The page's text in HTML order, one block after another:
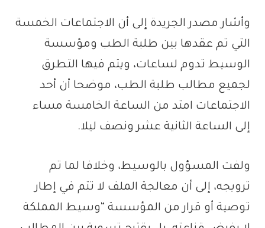
وأشار مصدر الجريدة إلى أن الاجتماعات الخمسة
التي تم عقدها بين طلبة الطب ومؤسسة
الوسيط تدوم لساعات، ويتم فيها التطرق
لجميع مطالب طلبة الطب، موضحا أن أحد
الاجتماعات امتد من الساعة الخامسة مساء
إلى الساعة الثانية عشر ونصف ليلا.
ولفت المسؤول بالوسيط، وخلافا لما تم
ترويجه، إلى أن معالجة الملف لا تتم في إطار
توصية أو قرار من المؤسسة “وسيط المملكة